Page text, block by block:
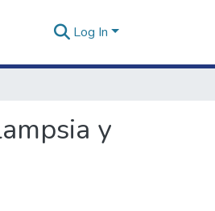
Log In
y